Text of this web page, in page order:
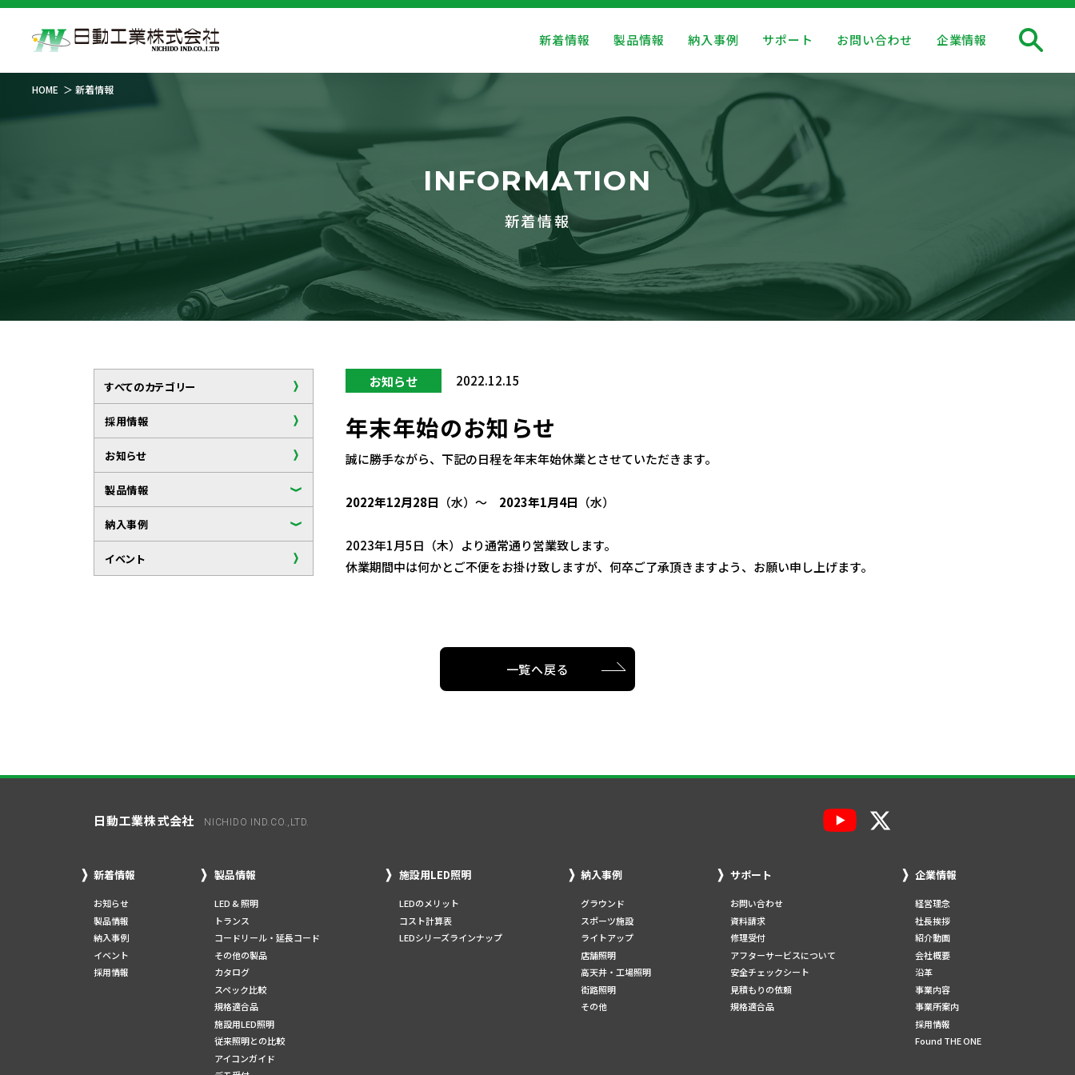
新着情報 製品情報 納入事例 サポート お問い合わせ 企業情報
HOME 新着情報
INFORMATION
新着情報
すべてのカテゴリー
採用情報
お知らせ
製品情報
納入事例
イベント
お知らせ 2022.12.15
年末年始のお知らせ
誠に勝手ながら、下記の日程を年末年始休業とさせていただきます。
2022年12月28日 （水）～ 2023年1月4日 （水）
2023年1月5日（木）より通常通り営業致します。
休業期間中は何かとご不便をお掛け致しますが、何卒ご了承頂きますよう、お願い申し上げます。
一覧へ戻る
日動工業株式会社 NICHIDO IND.CO.,LTD.
新着情報
お知らせ
製品情報
納入事例
イベント
採用情報
製品情報
LED & 照明
トランス
コードリール・延長コード
その他の製品
カタログ
スペック比較
規格適合品
施設用LED照明
従来照明との比較
アイコンガイド
施設用LED照明
LEDのメリット
コスト計算表
LEDシリーズラインナップ
納入事例
グラウンド
スポーツ施設
ライトアップ
店舗照明
高天井・工場照明
街路照明
その他
サポート
お問い合わせ
資料請求
修理受付
アフターサービスについて
安全チェックシート
見積もりの依頼
規格適合品
企業情報
経営理念
社長挨拶
紹介動画
会社概要
沿革
事業内容
事業所案内
採用情報
Found THE ONE